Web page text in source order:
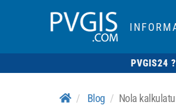
PVGIS24 ?
Blog Nola